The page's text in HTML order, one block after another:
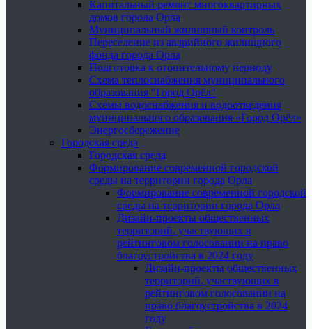
Капитальный ремонт многоквартирных
домов города Орла
Муниципальный жилищный контроль
Переселение из аварийного жилищного
фонда города Орла
Подготовка к отопительному периоду
Схема теплоснабжения муниципального
образования "Город Орёл"
Схемы водоснабжения и водоотведения
муниципального образования «Город Орёл»
Энергосбережение
Городская среда
Городская среда
Формирование современной городской
среды на территории города Орла
Формирование современной городской
среды на территории города Орла
Дизайн-проекты общественных
территорий, участвующих в
рейтинговом голосовании на право
благоустройства в 2024 году
Дизайн-проекты общественных
территорий, участвующих в
рейтинговом голосовании на
право благоустройства в 2024
году